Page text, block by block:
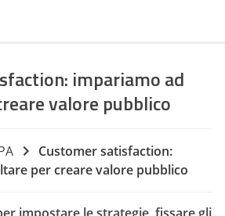
impariamo ad
valore pubblico
Customer satisfaction:
per creare valore pubblico